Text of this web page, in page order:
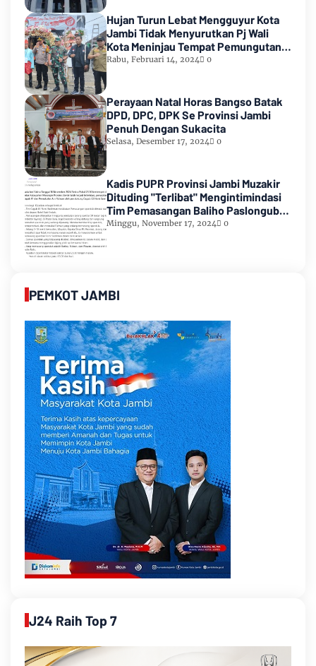
Hujan Turun Lebat Mengguyur Kota
Jambi Tidak Menyurutkan Pj Wali
Kota Meninjau Tempat Pemungutan
Suara Pemilu 2024
Rabu, Februari 14, 2024 0
Perayaan Natal Horas Bangso Batak
DPD, DPC, DPK Se Provinsi Jambi
Penuh Dengan Sukacita
Selasa, Desember 17, 2024 0
Kadis PUPR Provinsi Jambi Muzakir
Dituding "Terlibat" Mengintimindasi
Tim Pemasangan Baliho Paslongub
Romi-Sudirman
Minggu, November 17, 2024 0
PEMKOT JAMBI
J24 Raih Top 7